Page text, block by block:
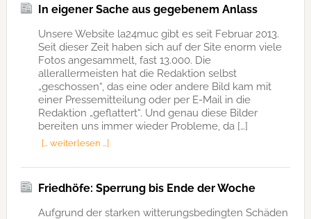
In eigener Sache aus gegebenem Anlass
Unsere Website la24muc gibt es seit Februar 2013.
Seit dieser Zeit haben sich auf der Site enorm viele
Fotos angesammelt, fast 13.000. Die
allerallermeisten hat die Redaktion selbst
„geschossen“, das eine oder andere Bild kam mit
einer Pressemitteilung oder per E-Mail in die
Redaktion „geflattert“. Und genau diese Bilder
bereiten uns immer wieder Probleme, da […]
[… weiterlesen …]
Friedhöfe: Sperrung bis Ende der Woche
Aufgrund der starken witterungsbedingten Schäden